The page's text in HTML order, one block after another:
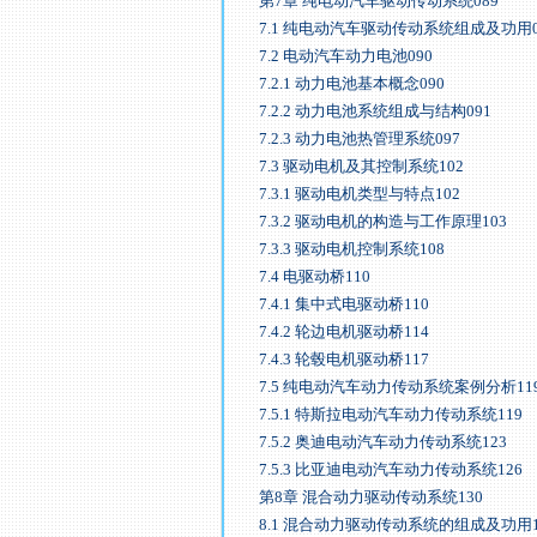
7.1 纯电动汽车驱动传动系统组成及功用
7.2 电动汽车动力电池090
7.2.1 动力电池基本概念090
7.2.2 动力电池系统组成与结构091
7.2.3 动力电池热管理系统097
7.3 驱动电机及其控制系统102
7.3.1 驱动电机类型与特点102
7.3.2 驱动电机的构造与工作原理103
7.3.3 驱动电机控制系统108
7.4 电驱动桥110
7.4.1 集中式电驱动桥110
7.4.2 轮边电机驱动桥114
7.4.3 轮毂电机驱动桥117
7.5 纯电动汽车动力传动系统案例分析
7.5.1 特斯拉电动汽车动力传动系统119
7.5.2 奥迪电动汽车动力传动系统123
7.5.3 比亚迪电动汽车动力传动系统126
第8章 混合动力驱动传动系统130
8.1 混合动力驱动传动系统的组成及功用